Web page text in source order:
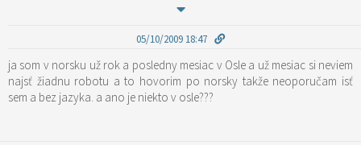
05/10/2009 18:47
ja som v norsku už rok a posledny mesiac v Osle a už mesiac si neviem
najsť žiadnu robotu a to hovorim po norsky takže neoporučam isť
sem a bez jazyka. a ano je niekto v osle???